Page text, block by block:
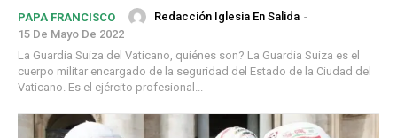
PAPA FRANCISCO Redacción Iglesia En Salida -
15 De Mayo De 2022
La Guardia Suiza del Vaticano, quiénes son? La Guardia Suiza es el
cuerpo militar encargado de la seguridad del Estado de la Ciudad del
Vaticano. Es el ejército profesional...